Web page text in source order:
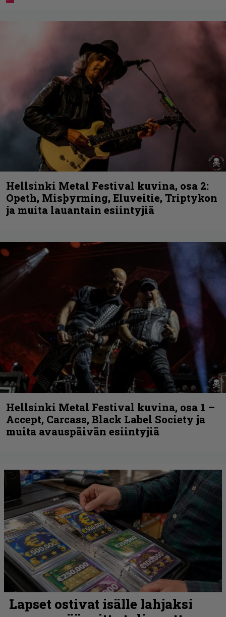
Hellsinki Metal Festival kuvina, osa 2:
Opeth, Misþyrming, Eluveitie, Triptykon
ja muita lauantain esiintyjiä
Hellsinki Metal Festival kuvina, osa 1 –
Accept, Carcass, Black Label Society ja
muita avauspäivän esiintyjiä